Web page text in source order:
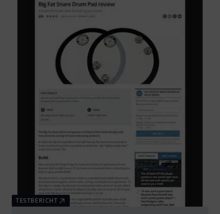
TESTBERICHT